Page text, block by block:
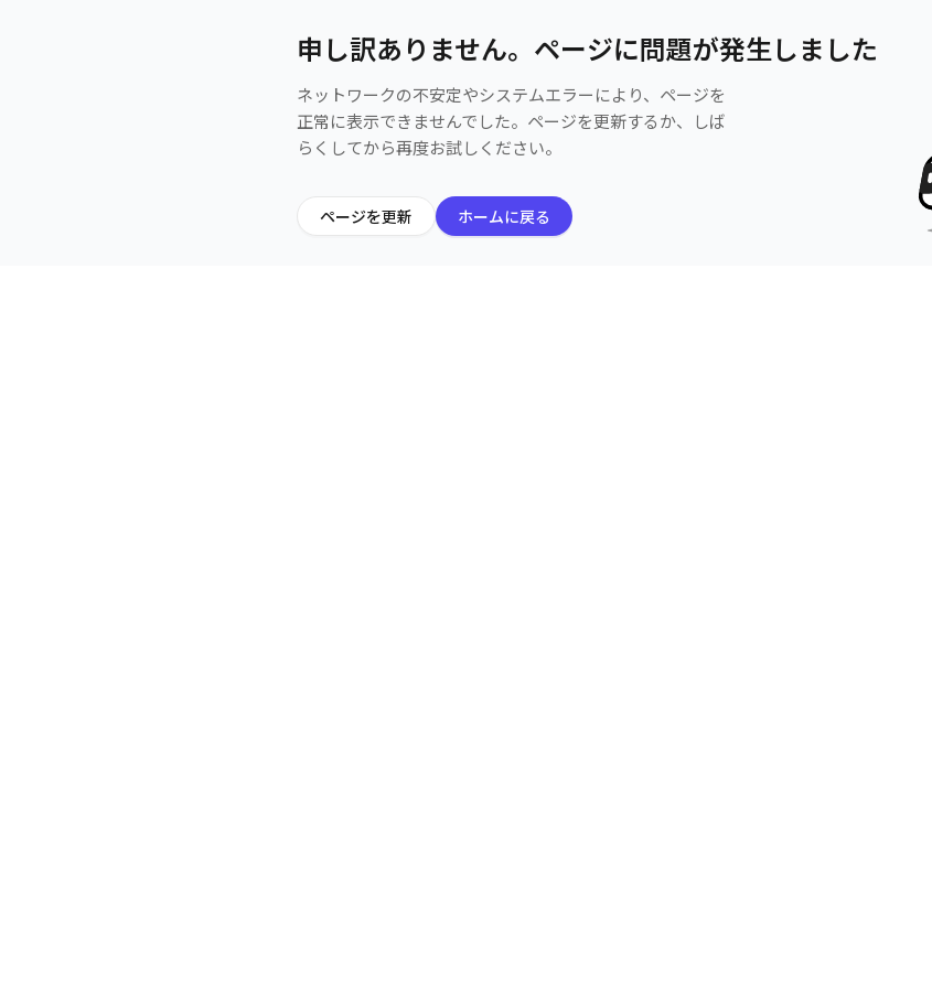
申し訳ありません。ページに問題が発生しました
ネットワークの不安定やシステムエラーにより、ページを
正常に表示できませんでした。ページを更新するか、しば
らくしてから再度お試しください。
ページを更新 ホームに戻る